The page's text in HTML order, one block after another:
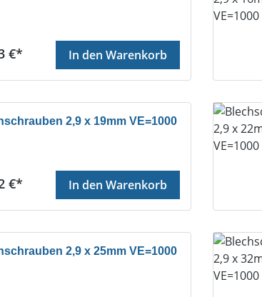
Preis:
€* In den Warenkorb
2,9 x 19mm VE=1000
Preis:
€* In den Warenkorb
2,9 x 25mm VE=1000